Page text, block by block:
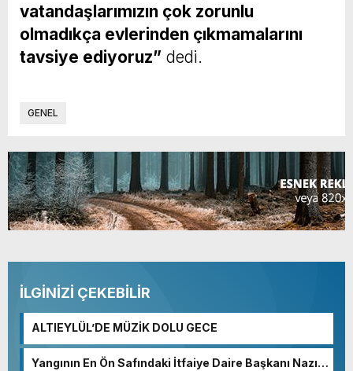
vatandaşlarımızın çok zorunlu
olmadıkça evlerinden çıkmamalarını
tavsiye ediyoruz” dedi.
GENEL
İLGİNİZİ ÇEKEBİLİR
ALTIEYLÜL’DE MÜZİK DOLU GECE
Yangının En Ön Safındaki İtfaiye Daire Başkanı Nazım